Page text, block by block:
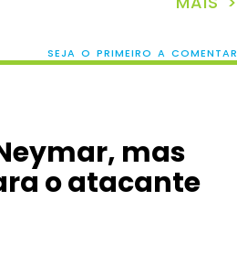
SEJA O PRIMEIRO A COMENTAR
mas
o atacante